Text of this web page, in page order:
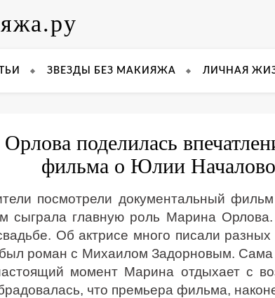
ЗВЕЗДЫ БЕЗ МАКИЯЖА ЛИЧНАЯ
поделилась
фильма о Юлии
посмотрели документальный
сыграла главную роль Марина
Об актрисе много писали
роман с Михаилом Задорновым. Сама
момент Марина отдыхает с
что премьера фильма,